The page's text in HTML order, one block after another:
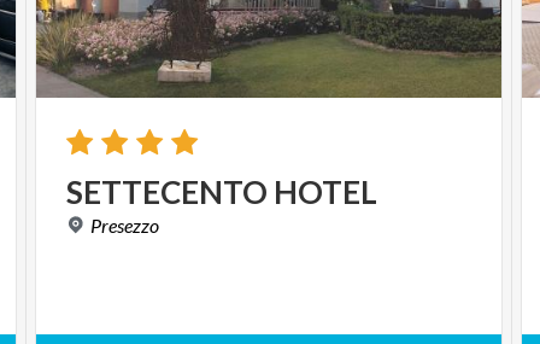
SETTECENTO HOTEL
Presezzo